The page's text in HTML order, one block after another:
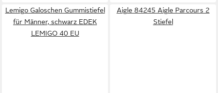
Lemigo Galoschen Gummistiefel
für Männer, schwarz EDEK
LEMIGO 40 EU
Aigle 84245 Aigle Parcours 2
Stiefel